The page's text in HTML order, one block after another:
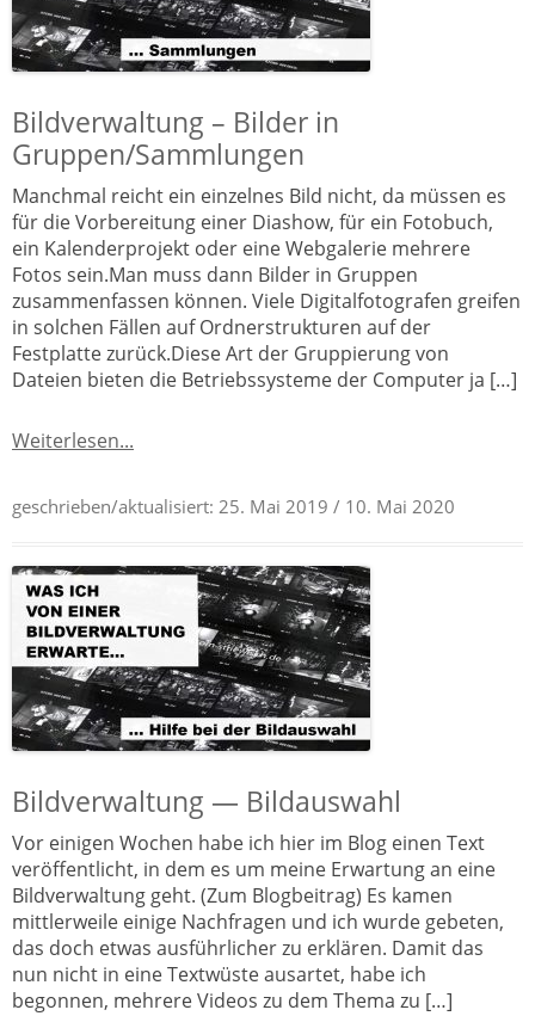
Bildverwaltung – Bilder in
Gruppen/Sammlungen
Manchmal reicht ein einzelnes Bild nicht, da müssen es
für die Vorbereitung einer Diashow, für ein Fotobuch,
ein Kalenderprojekt oder eine Webgalerie mehrere
Fotos sein.Man muss dann Bilder in Gruppen
zusammenfassen können. Viele Digitalfotografen greifen
in solchen Fällen auf Ordnerstrukturen auf der
Festplatte zurück.Diese Art der Gruppierung von
Dateien bieten die Betriebssysteme der Computer ja […]
Weiterlesen...
geschrieben/aktualisiert: 25. Mai 2019 / 10. Mai 2020
Bildverwaltung — Bildauswahl
Vor einigen Wochen habe ich hier im Blog einen Text
veröffentlicht, in dem es um meine Erwartung an eine
Bildverwaltung geht. (Zum Blogbeitrag) Es kamen
mittlerweile einige Nachfragen und ich wurde gebeten,
das doch etwas ausführlicher zu erklären. Damit das
nun nicht in eine Textwüste ausartet, habe ich
begonnen, mehrere Videos zu dem Thema zu […]